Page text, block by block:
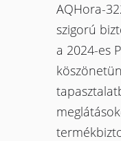
AQHora-
szigorú
a 2024-es